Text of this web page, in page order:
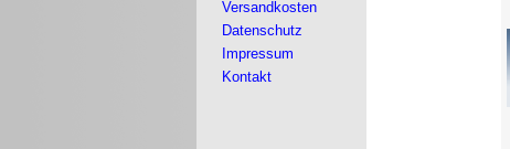
Versandkosten
Datenschutz
Impressum
Kontakt